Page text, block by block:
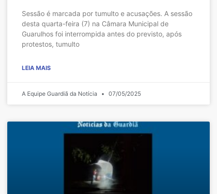
Sessão é marcada por tumulto e acusações. A sessão
desta quarta-feira (7) na Câmara Municipal de
Guarulhos foi interrompida antes do previsto, após
protestos, tumulto
LEIA MAIS
A Equipe Guardiã da Notícia 07/05/2025